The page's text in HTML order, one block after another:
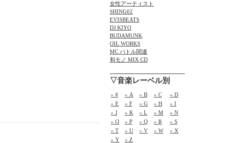
女性アーティスト
SHING02
EVISBEATS
DJ KIYO
BUDAMUNK
OIL WORKS
MC バトル関連
和モノ MIX CD
▽音楽レーベル別
» # » A » B » C
» D
» E
» F » G » H
» I
» J
» K » L » M
» N
» O
» P » Q » R
» S
» T
» U » V » W
» X
» Y
» Z